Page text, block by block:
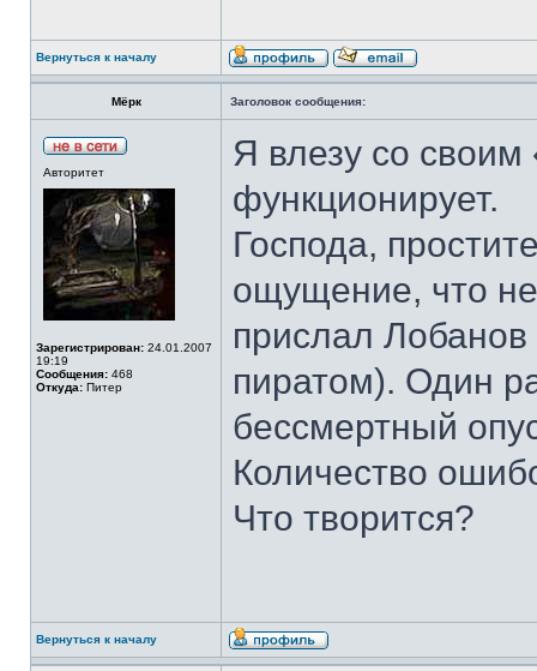
Вернуться к началу
Мёрк Заголовок сообщения:
Авторитет
Зарегистрирован: 24.01.2007
19:19
Сообщения: 468
Откуда: Питер
Я влезу со
функционирует.
Господа,
ощущение, что
прислал
пиратом). Один
бессмертный
Количество
Что творится?
Вернуться к началу